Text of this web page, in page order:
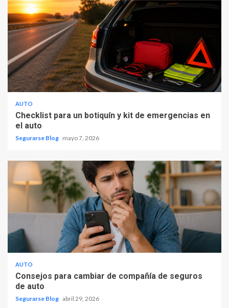
AUTO
Checklist para un botiquín y kit de emergencias en
el auto
Segurarse Blog mayo 7, 2026
AUTO
Consejos para cambiar de compañía de seguros
de auto
Segurarse Blog abril 29, 2026